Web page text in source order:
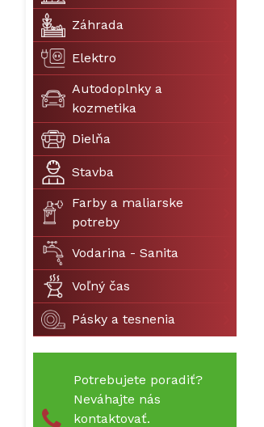
Záhrada
Elektro
Autodoplnky a
kozmetika
Dielňa
Stavba
Farby a maliarske
potreby
Vodarina - Sanita
Voľný čas
Pásky a tesnenia
Potrebujete poradiť?
Neváhajte nás
kontaktovať.